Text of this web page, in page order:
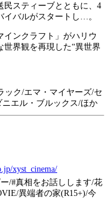
民スティーブとともに、4
イバルがスタートし…。
ンクラフト」がハリウ
世界観を再現した“異世界
ック/エマ・マイヤーズ/セ
エル・ブルックス/ほか
xyst_cinema/
/#真相をお話しします/花
異端者の家(R15+)/今